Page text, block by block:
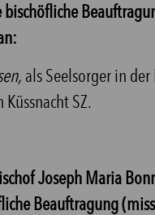
als Seelsorger in der
SZ.
Joseph Maria
Beauftragung